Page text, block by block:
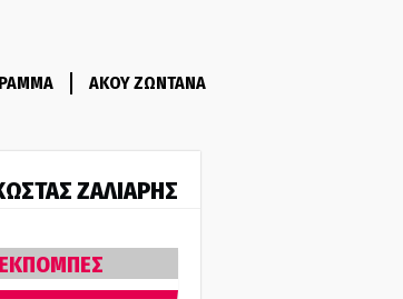
ΑΚΟΥ ΖΩΝΤΑΝΑ
ΖΑΛΙΑΡΗΣ